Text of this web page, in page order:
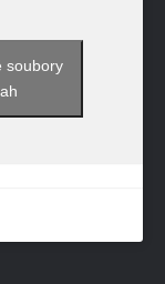
soubory